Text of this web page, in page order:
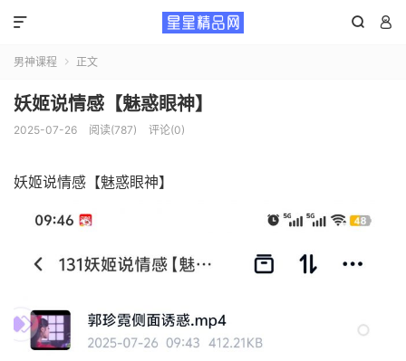
 

男神课程  正文
妖姬说情感【魅惑眼神】
2025-07-26 阅读(787) 评论(0)
妖姬说情感【魅惑眼神】